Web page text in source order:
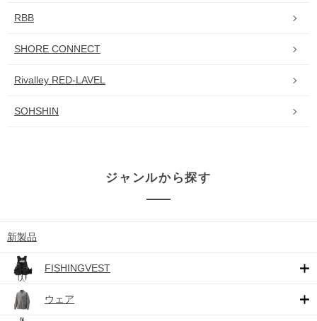
RBB
SHORE CONNECT
Rivalley RED-LAVEL
SOHSHIN
ジャンルから探す
新製品
FISHINGVEST
ウェア